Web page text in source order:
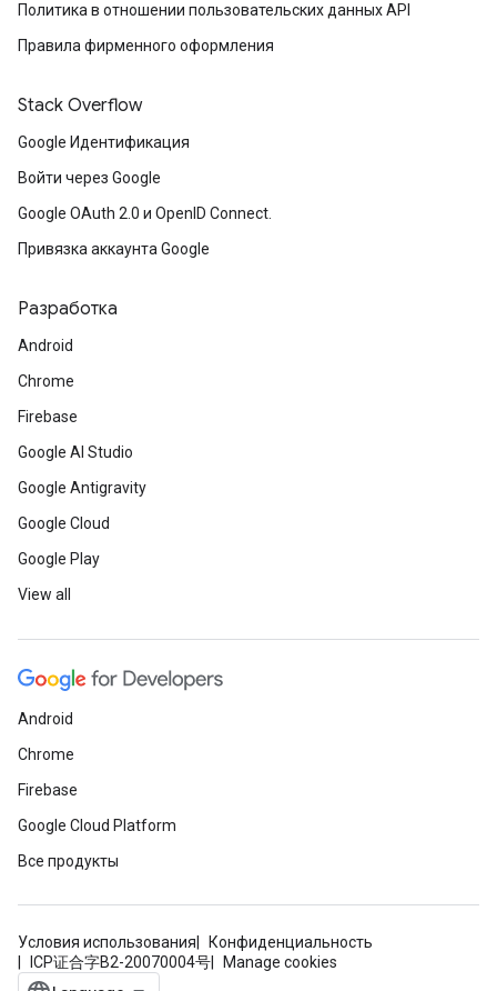
Политика в отношении пользовательских данных API
Правила фирменного оформления
Stack Overflow
Google Идентификация
Войти через Google
Google OAuth 2.0 и OpenID Connect.
Привязка аккаунта Google
Разработка
Android
Chrome
Firebase
Google AI Studio
Google Antigravity
Google Cloud
Google Play
View all
Android
Chrome
Firebase
Google Cloud Platform
Все продукты
Условия использования
Конфиденциальность
ICP证合字B2-20070004号
Manage cookies